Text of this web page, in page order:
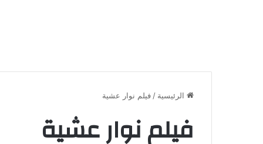
الرئيسية / فيلم نوار عشية
فيلم نوار عشية